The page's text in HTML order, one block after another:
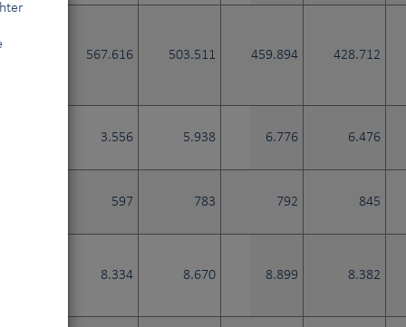
567.616 503.511 459.894 428.712
3.556 5.938 6.776 6.476
597 783 792 845
8.334 8.670 8.899 8.382